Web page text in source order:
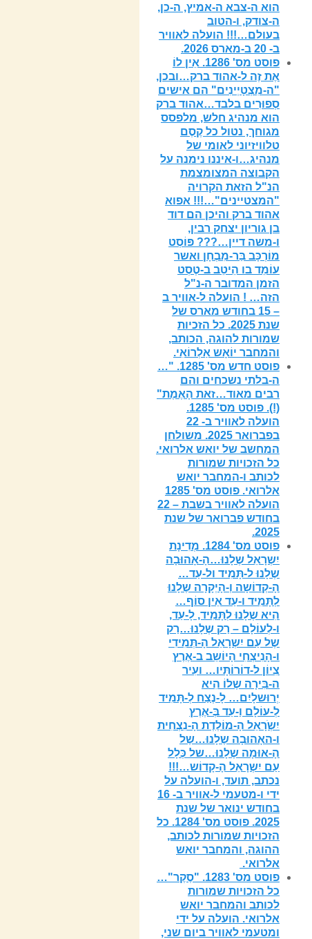
הוא ה-צבא ה-אמיץ, ה-כן,
ה-צודק, ו-הטוב
בעולם…!!! הועלה לאוויר
ב- 20 ב-מארס 2026.
פוסט מס' 1286. אֵין לוֹ
אֶת זֶה ל-אהוד ברק…ובכן,
"ה-מִצְטָיְינִים" הם אישים
סְפוּרִים בלבד…אהוד ברק
הוא מנהיג חלש, מלפסס
מגוחך, נטול כל קֶסֶם
טלוויזיוני לאומי של
מנהיג…ו-איננו נימנה על
הקבוצה המצומצמת
הנ"ל הזאת הקרויה
"המצטיינים"…!!! אפוא
אהוד ברק והיכן הם דוד
בן גוריון יצחק רבין,
ו-משה דיין…??? פּוֹסְט
מוֹרְכָּב בַּר-מִבְחָן ואשר
עוֹמֵד בו הֵיטֵב ב-טֶסְט
הזמן המדובר ה-נ"ל
הזה… ! הועלה ל-אוויר ב
– 15 בחודש מארס של
שנת 2025. כל הזכיות
שמורות להוגה, הכותב,
והמחבר יוֹאָש אַלְרוֹאִי.
פוסט חדש מס' 1285. "…
ה-בלתי נשכחים והם
רבים מאוד…זאת הָאֶמֶת"
(!). פוסט מס' 1285.
הועלה לאוויר ב- 22
בפברואר 2025. משולחן
המחשב של יואש אלרואי.
כל הזכויות שמורות
לכותב ו-המחבר יואש
אלרואי. פוסט מס' 1285
הועלה לאוויר בשבת – 22
בחודש פברואר של שנת
2025.
פוסט מס' 1284. מְדִינָת
יִשְרָאֵל שֶלָנוּ…הָ-אָהוּבָה
שֶלָנוּ ל-תָּמִיד ול-עַד…
הָ-קְדוֹשָה וְ-הָיְקָרָה שֶלָנוּ
לְתָּמִיד ו-עַד אֵין סוֹף…
הִיא שֶלָנוּ לְתָּמִיד, לָ-עַד,
ו-לְעוֹלָם – רַק שֶלָנוּ…רַק
שֶל עַם יִשְרָאֵל הָ-תְּמִידִי
ו-הָנִיצְחִי הָיוֹשֵב ב-אֶרֶץ
צִיוֹן ל-דוֹרוֹתָּיו… ועִיר
ה-בִּירָה שֶלוֹ הִיא
יְרוּשלָיִם… לָ-נֶצַח לְ-תָּמִיד
לְ-עוֹלָם וַ-עֵד בְּ-אֶרֶץ
יִשְֹרָאֵל הָ-מוֹלֶדֶת הָ-נִצְחִית
ו-האָהוּבָה שֶלָנוּ…שֶל
הָ-אוּמָה שֶלָנוּ…של כְּלָל
עַם יִשְרָאֵל הָ-קָדוֹש…!!!
נכתב, תועד, ו-הועלה על
ידי ו-מטעמי ל-אוויר ב- 16
בחודש ינואר של שנת
2025. פוסט מס' 1284. כל
הזכויות שמורות לכותב,
ההוגה, והמחבר יואש
אלרואי.
פוסט מס' 1283. "סֶקֶר"…
כל הזכויות שמורות
לכותב והמחבר יואש
אלרואי. הועלה על ידי
ומטעמי לאוויר ביום שני,